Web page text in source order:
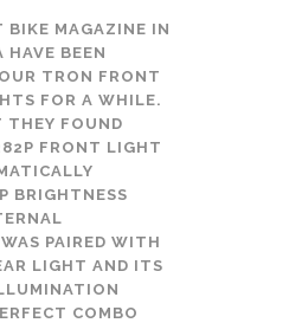
BIKE MAGAZINE IN
HAVE BEEN
TRON FRONT
FOR A WHILE.
THEY FOUND
FRONT LIGHT
BRIGHTNESS
PAIRED WITH
LIGHT AND ITS
COMBO